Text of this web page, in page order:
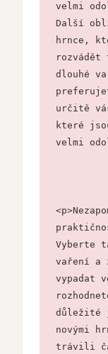
velmi
Další
hrnce,
rozvádět
dlouhé
určitě
které
velmi
Vyberte
vaření a
vypadat
důležité
novými
trávili